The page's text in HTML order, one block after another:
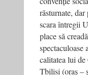
răsturnate,
scara întregii
place să
spectaculoase
calitatea lui
Tbilisi (oraș –